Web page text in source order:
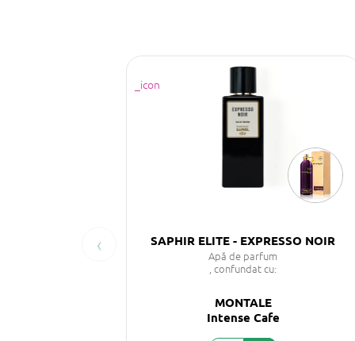
‹ SAPHIR ELITE - EXPRESSO NOIR
Apă de parfum
, confundat cu:
MONTALE
Intense Cafe